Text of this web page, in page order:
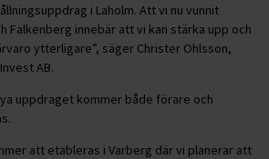
i Laholm. Att vi nu vunnit
Falkenberg innebär att vi kan stärka upp och
ytterligare”, säger Christer Ohlsson,
AB.
uppdraget kommer både förare och
att etableras i Varberg där vi planerar att